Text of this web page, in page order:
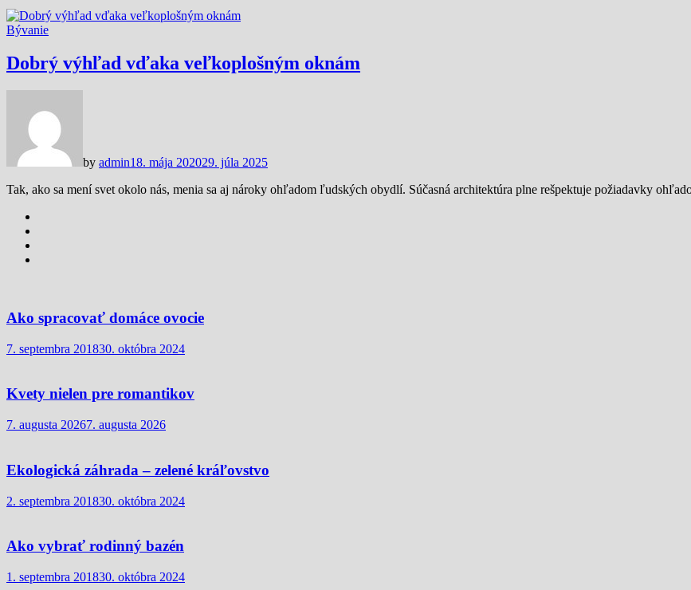
Bývanie
Dobrý výhľad vďaka veľkoplošným oknám
by admin18. mája 202029. júla 2025
Tak, ako sa mení svet okolo nás, menia sa aj nároky ohľadom ľudských obydlí. Súčasná architektúra plne rešpektuje požiadavky
Ako spracovať domáce ovocie
7. septembra 201830. októbra 2024
Kvety nielen pre romantikov
7. augusta 20267. augusta 2026
Ekologická záhrada – zelené kráľovstvo
2. septembra 201830. októbra 2024
Ako vybrať rodinný bazén
1. septembra 201830. októbra 2024